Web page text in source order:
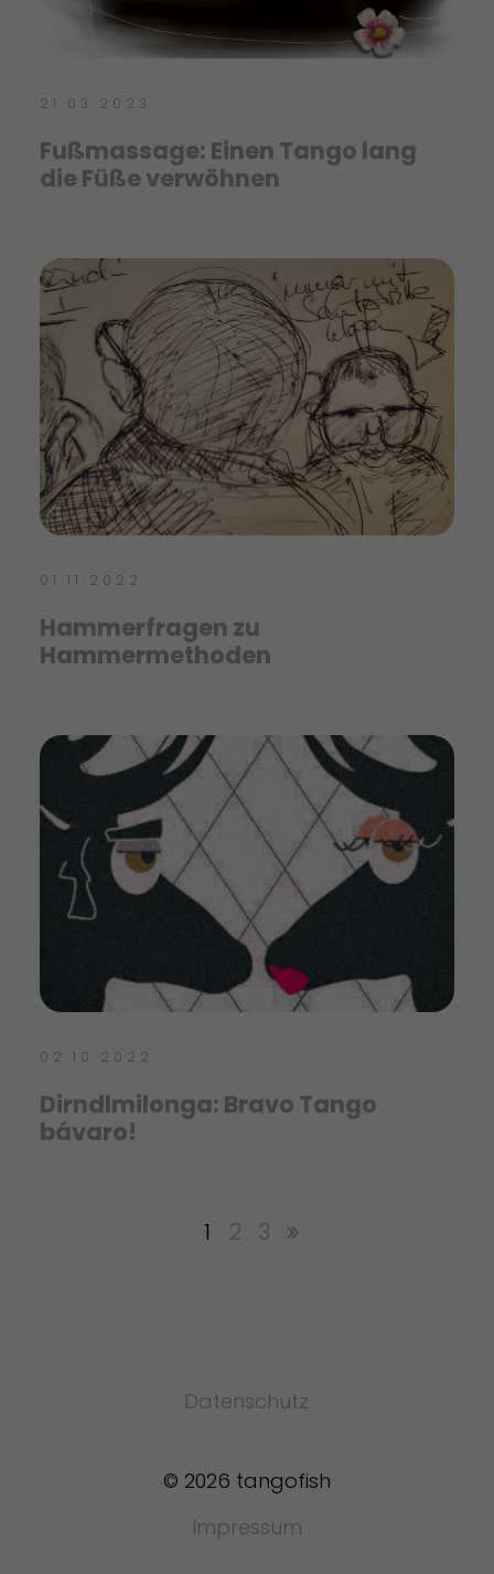
21.03.2023
Fußmassage: Einen Tango lang
die Füße verwöhnen
01.11.2022
Hammerfragen zu
Hammermethoden
02.10.2022
Dirndlmilonga: Bravo Tango
bávaro!
1 2 3
© 2026 tangofish
Impressum
Datenschutz